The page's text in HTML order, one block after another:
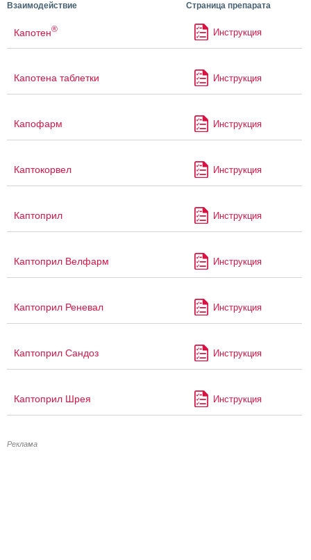
Взаимодействие Страница препарата
Капотен® Инструкция
Капотена таблетки Инструкция
Капофарм Инструкция
Каптокорвел Инструкция
Каптоприл Инструкция
Каптоприл Велфарм Инструкция
Каптоприл Реневал Инструкция
Каптоприл Сандоз Инструкция
Каптоприл Шрея Инструкция
Реклама